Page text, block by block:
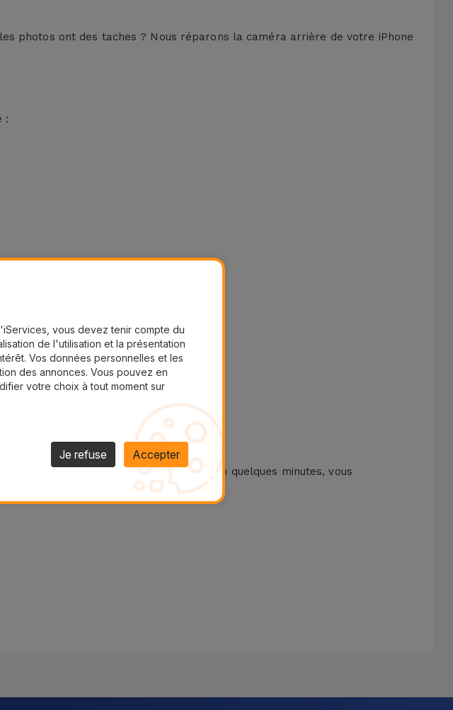
photos ont des taches ? Nous réparons la caméra arrière de votre iPhone
:
défauts de fabrication.
.
vous.
que l’achat d’un nouvel équipement. En quelques minutes, vous
important.
vous devez tenir compte du
de l'utilisation et la présentation
Vos données personnelles et les
des annonces. Vous pouvez en
votre choix à tout moment sur
Je refuse Accepter